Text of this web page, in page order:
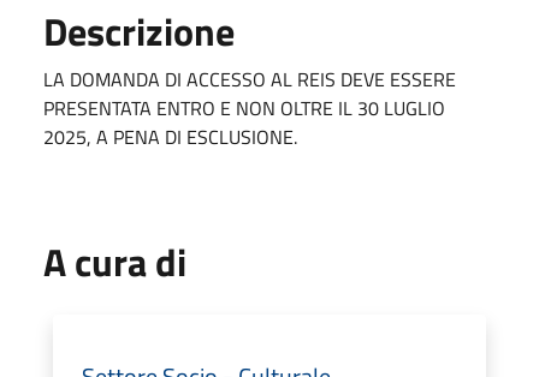
Descrizione
LA DOMANDA DI ACCESSO AL REIS DEVE ESSERE
PRESENTATA ENTRO E NON OLTRE IL 30 LUGLIO
2025, A PENA DI ESCLUSIONE.
A cura di